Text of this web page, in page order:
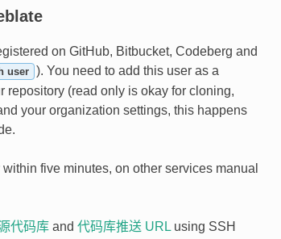
on GitHub, Bitbucket, Codeberg and
user
). You need to add this user as a
(read only is okay for cloning,
your organization settings, this happens
five minutes, on other services manual
代码库and 代码库推送 URLusing SSH